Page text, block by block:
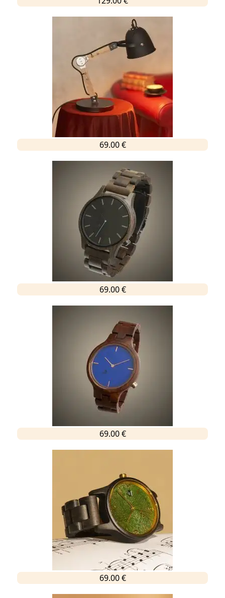
69.00 €
69.00 €
69.00 €
69.00 €